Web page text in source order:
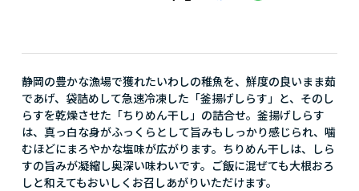
静岡の豊かな漁場で獲れたいわしの稚魚を、鮮度の良いまま茹
であげ、袋詰めして急速冷凍した「釜揚げしらす」と、そのし
らすを乾燥させた「ちりめん干し」の詰合せ。釜揚げしらす
は、真っ白な身がふっくらとして旨みもしっかり感じられ、噛
むほどにまろやかな塩味が広がります。ちりめん干しは、しら
すの旨みが凝縮し奥深い味わいです。ご飯に混ぜても大根おろ
しと和えてもおいしくお召しあがりいただけます。